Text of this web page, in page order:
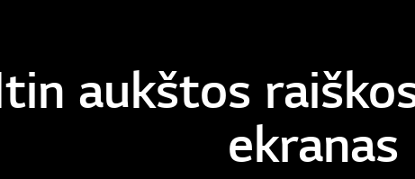
aukštos
ekranas